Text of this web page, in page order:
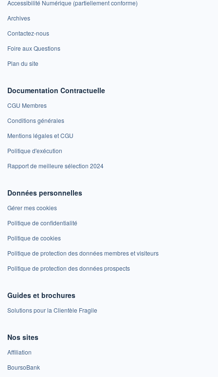
Accessibilité Numérique (partiellement conforme)
Archives
Contactez-nous
Foire aux Questions
Plan du site
Documentation Contractuelle
CGU Membres
Conditions générales
Mentions légales et CGU
Politique d'exécution
Rapport de meilleure sélection 2024
Données personnelles
Gérer mes cookies
Politique de confidentialité
Politique de cookies
Politique de protection des données membres et visiteurs
Politique de protection des données prospects
Guides et brochures
Solutions pour la Clientèle Fragile
Nos sites
Affiliation
BoursoBank